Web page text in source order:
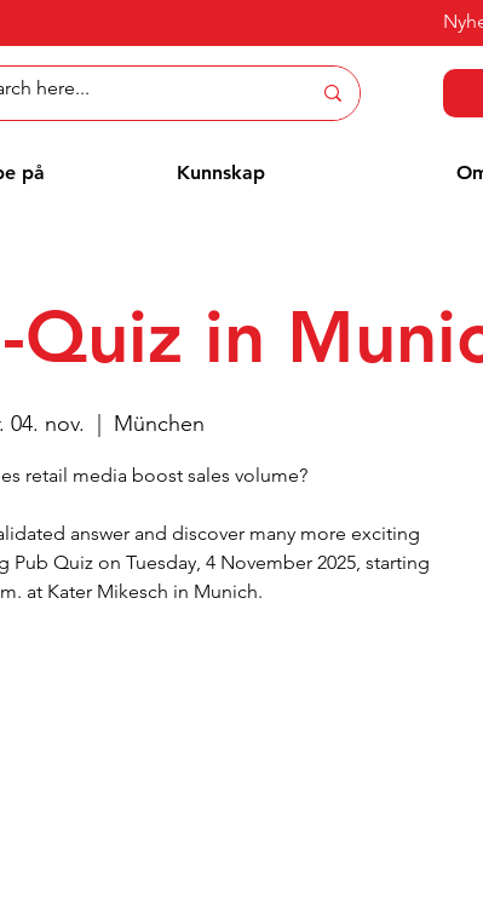
på Kunnskap
in
04. nov. München
retail media boost sales volume?
answer and discover many more exciting
Pub Quiz on Tuesday, 4 November 2025, starting
at Kater Mikesch in Munich.